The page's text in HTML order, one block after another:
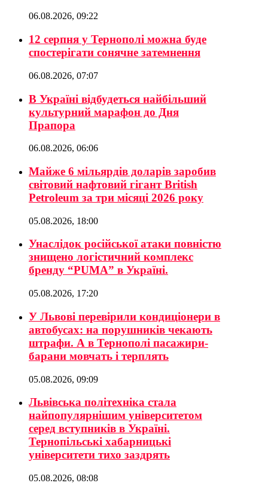
06.08.2026, 09:22
12 серпня у Тернополі можна буде
спостерігати сонячне затемнення
06.08.2026, 07:07
В Україні відбудеться найбільший
культурний марафон до Дня
Прапора
06.08.2026, 06:06
Майже 6 мільярдів доларів заробив
світовий нафтовий гігант British
Petroleum за три місяці 2026 року
05.08.2026, 18:00
Унаслідок російської атаки повністю
знищено логістичний комплекс
бренду “PUMA” в Україні.
05.08.2026, 17:20
У Львові перевірили кондиціонери в
автобусах: на порушників чекають
штрафи. А в Тернополі пасажири-
барани мовчать і терплять
05.08.2026, 09:09
Львівська політехніка стала
найпопулярнішим університетом
серед вступників в Україні.
Тернопільські хабарницькі
університети тихо заздрять
05.08.2026, 08:08